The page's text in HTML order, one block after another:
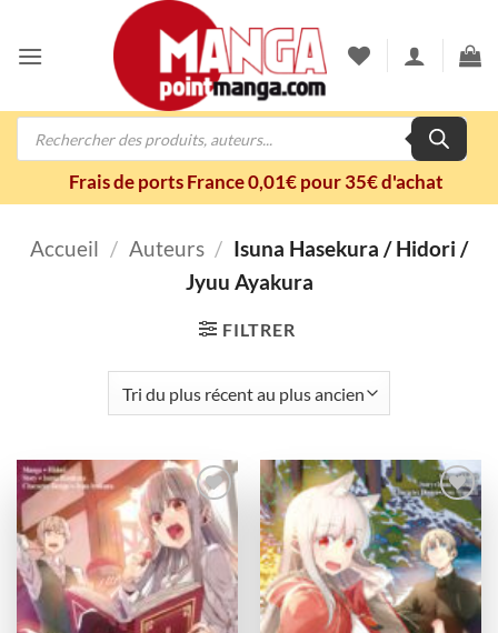
contenu
Recherche
Frais de ports France 0,01€ pour 35€ d'achat
Accueil / Auteurs / Isuna Hasekura / Hidori /
Jyuu Ayakura
FILTRER
Ajouter
à la
wishlist
Ajouter
à la
wishlist